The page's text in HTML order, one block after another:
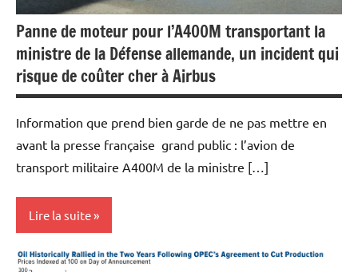
Panne de moteur pour l’A400M transportant la
ministre de la Défense allemande, un incident qui
risque de coûter cher à Airbus
Information que prend bien garde de ne pas mettre en
avant la presse française grand public : l’avion de
transport militaire A400M de la ministre […]
Lire la suite
Actualités